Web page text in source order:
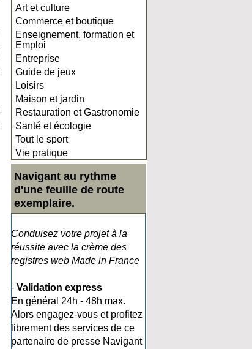
Art et culture
Commerce et boutique
Enseignement, formation et
Emploi
Entreprise
Guide de jeux
Loisirs
Maison et jardin
Restauration et Gastronomie
Santé et écologie
Tout le sport
Vie pratique
Navigant au rythme
d'une feuille de route
exemplaire.
Conduisez votre projet à la
réussite avec la crème des
registres web Made in France
- Validation express
En général 24h - 48h max.
Alors engagez-vous et profitez
librement des services de ce
partenaire de presse Navigant